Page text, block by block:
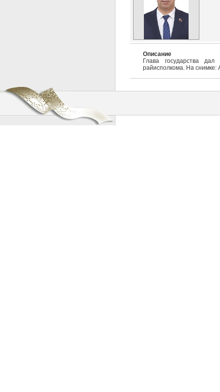
Описание
Глава государства
райисполкома. На